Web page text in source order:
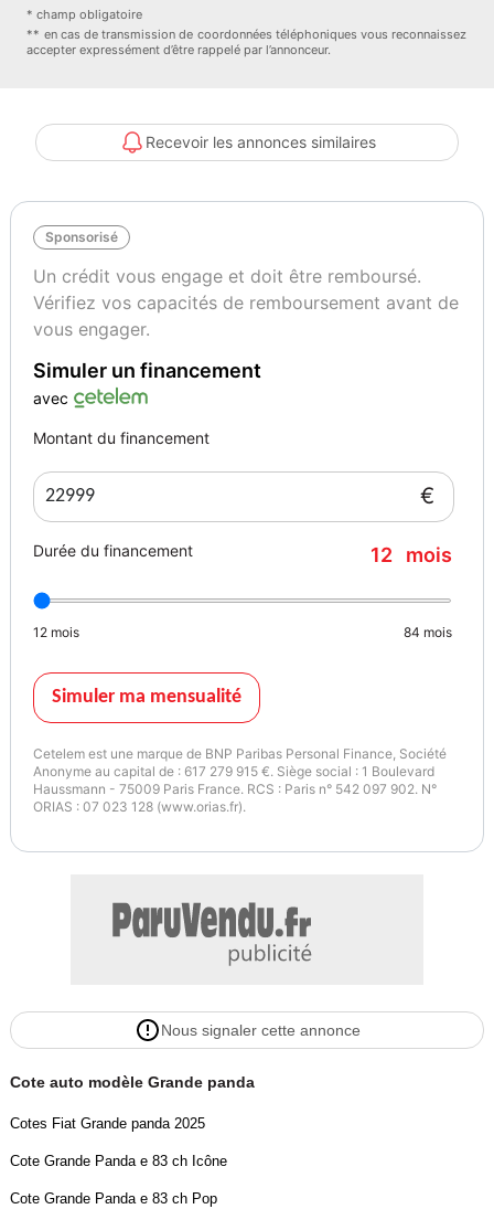
Vignette Crit’Air
* champ obligatoire
** en cas de transmission de coordonnées téléphoniques vous reconnaissez
accepter expressément d’être rappelé par l’annonceur.
Recevoir les annonces similaires
Sponsorisé
Un crédit vous engage et doit être remboursé.
Vérifiez vos capacités de remboursement avant de
vous engager.
Simuler un financement
avec
Montant du financement
€
Durée du financement 12 mois
12 mois 84 mois
Simuler ma mensualité
Cetelem est une marque de BNP Paribas Personal Finance, Société
Anonyme au capital de : 617 279 915 €. Siège social : 1 Boulevard
Haussmann - 75009 Paris France. RCS : Paris n° 542 097 902. N°
ORIAS : 07 023 128 (www.orias.fr).
Nous signaler cette annonce
Cote auto modèle Grande panda
Cotes Fiat Grande panda 2025
Cote Grande Panda e 83 ch Icône
Cote Grande Panda e 83 ch Pop